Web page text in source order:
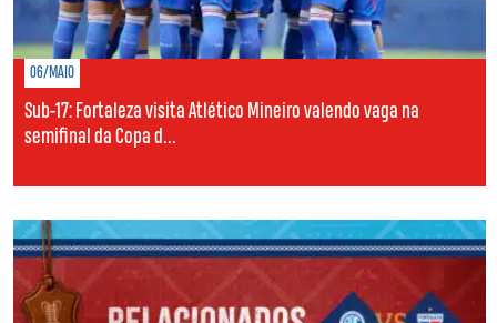
06/MAIO
Sub-17: Fortaleza visita Atlético Mineiro valendo vaga na
semifinal da Copa d...